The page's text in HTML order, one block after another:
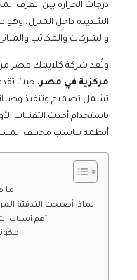
درجات الحرارة بين الغرف
الشديدة داخل المنزل، وهو
والشركات والمكاتب والمباني
وتُعد شركة كلايمك مصر
مركزية في مصر، حيث
تشمل تصميم وتنفيذ وصيانة
باستخدام أحدث التقنيات
أنظمة تناسب مختلف
ما
لماذا أصبحت التدفئة
أهم أسباب انتشار أنظمة التدفئة المركزية: